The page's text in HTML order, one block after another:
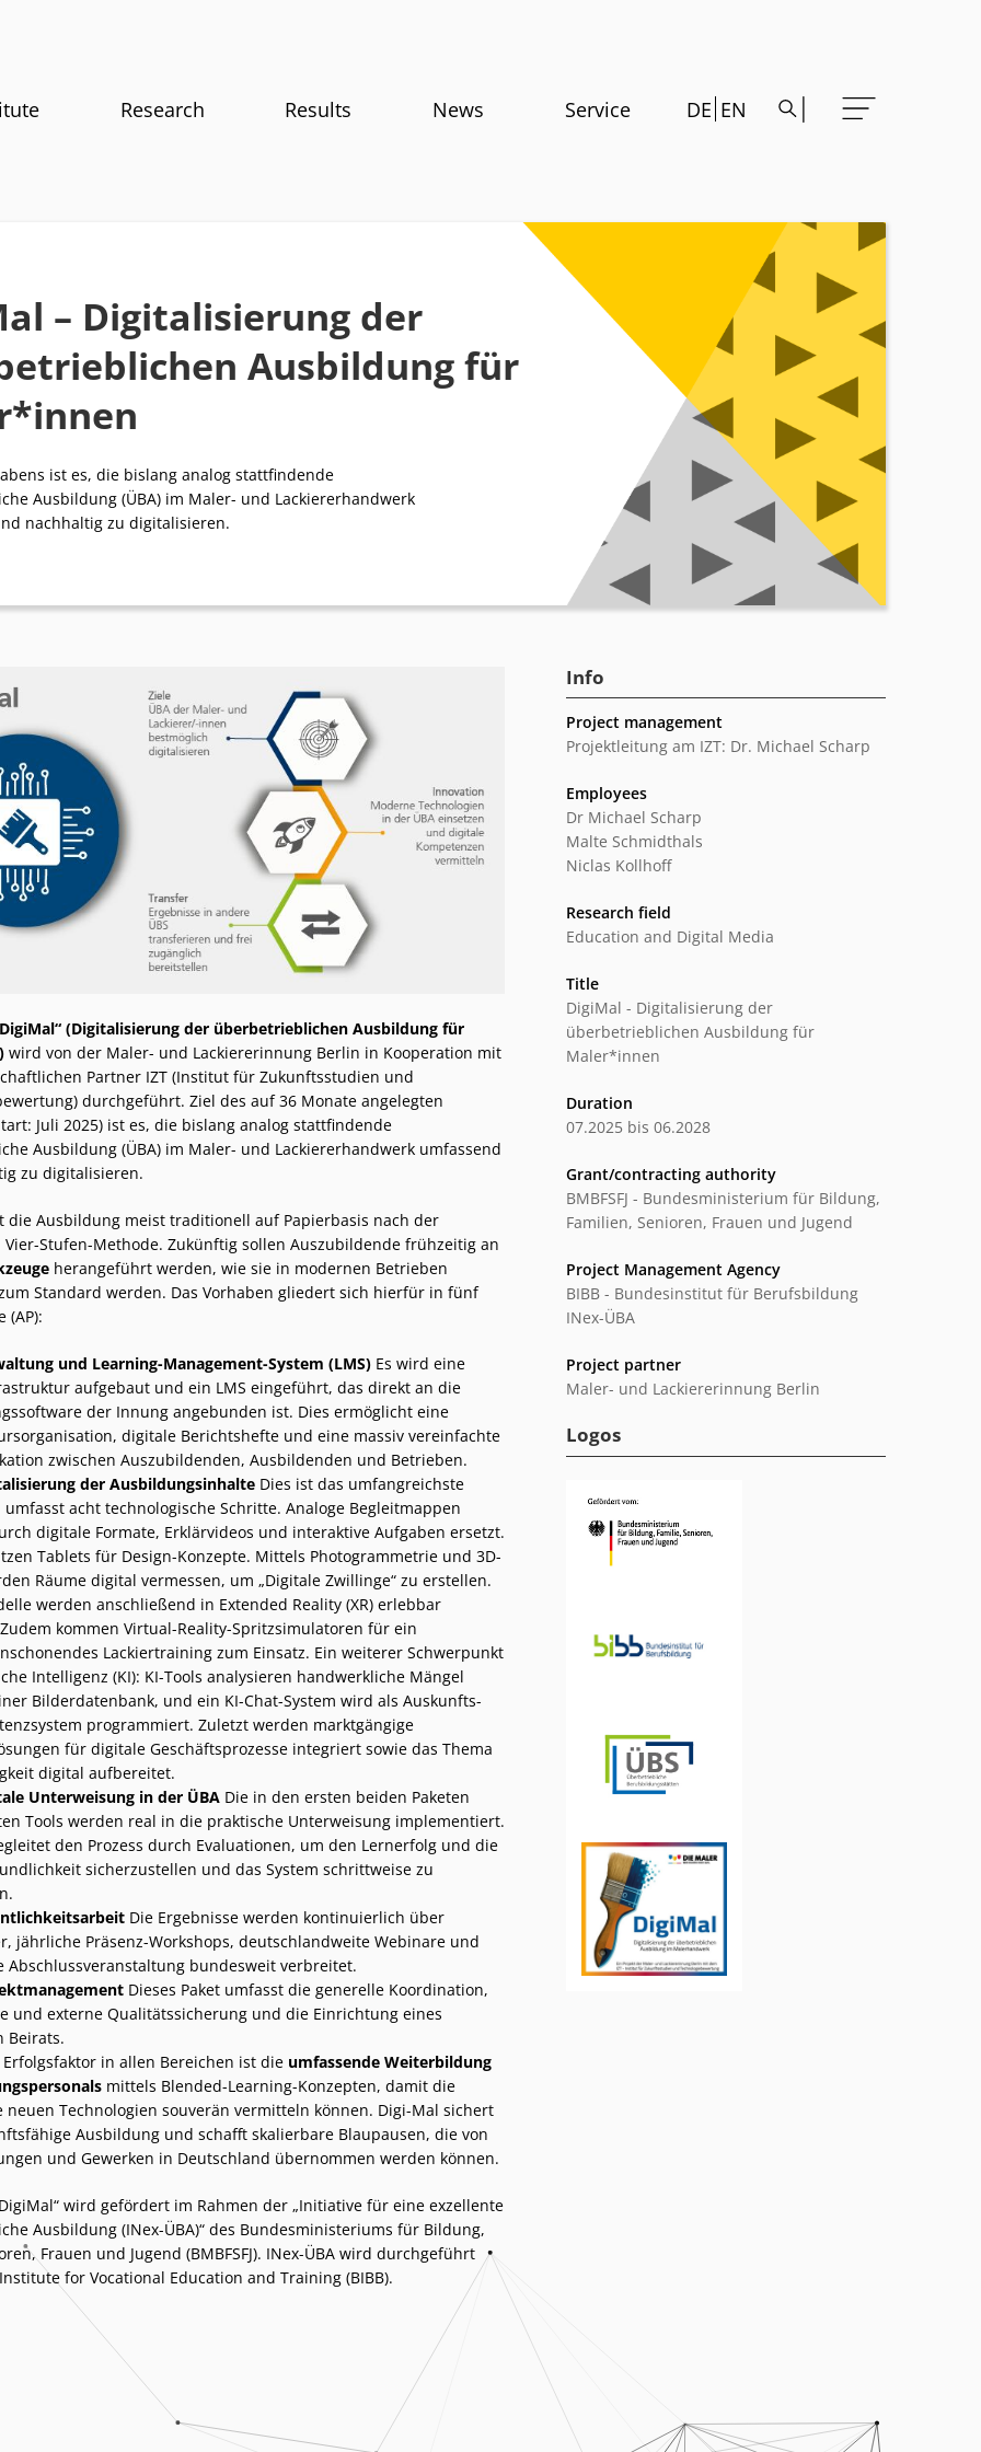
Research Results News Service DE EN
– Digitalisierung der
Ausbildung für
ist es, die bislang analog stattfindende
Ausbildung (ÜBA) im Maler- und Lackiererhandwerk
nachhaltig zu digitalisieren.
“ (Digitalisierung der überbetrieblichen Ausbildung für
wird von der Maler- und Lackiererinnung Berlin in Kooperation mit
Partner IZT (Institut für Zukunftsstudien und
durchgeführt. Ziel des auf 36 Monate angelegten
Juli 2025) ist es, die bislang analog stattfindende
Ausbildung (ÜBA) im Maler- und Lackiererhandwerk umfassend
zu digitalisieren.
die Ausbildung meist traditionell auf Papierbasis nach der
Vier-Stufen-Methode. Zukünftig sollen Auszubildende frühzeitig an
herangeführt werden, wie sie in modernen Betrieben
Standard werden. Das Vorhaben gliedert sich hierfür in fünf
(AP):
und Learning-Management-System (LMS)Es wird eine
aufgebaut und ein LMS eingeführt, das direkt an die
der Innung angebunden ist. Dies ermöglicht eine
digitale Berichtshefte und eine massiv vereinfachte
zwischen Auszubildenden, Ausbildenden und Betrieben.
der AusbildungsinhalteDies ist das umfangreichste
umfasst acht technologische Schritte. Analoge Begleitmappen
digitale Formate, Erklärvideos und interaktive Aufgaben ersetzt.
Tablets für Design-Konzepte. Mittels Photogrammetrie und 3D-
Räume digital vermessen, um „Digitale Zwillinge“ zu erstellen.
werden anschließend in Extended Reality (XR) erlebbar
kommen Virtual-Reality-Spritzsimulatoren für ein
Lackiertraining zum Einsatz. Ein weiterer Schwerpunkt
Intelligenz (KI): KI-Tools analysieren handwerkliche Mängel
Bilderdatenbank, und ein KI-Chat-System wird als Auskunfts-
programmiert. Zuletzt werden marktgängige
für digitale Geschäftsprozesse integriert sowie das Thema
digital aufbereitet.
Unterweisung in der ÜBADie in den ersten beiden Paketen
Tools werden real in die praktische Unterweisung implementiert.
den Prozess durch Evaluationen, um den Lernerfolg und die
sicherzustellen und das System schrittweise zu
Die Ergebnisse werden kontinuierlich über
jährliche Präsenz-Workshops, deutschlandweite Webinare und
Abschlussveranstaltung bundesweit verbreitet.
Dieses Paket umfasst die generelle Koordination,
und externe Qualitätssicherung und die Einrichtung eines
Beirats.
in allen Bereichen ist die umfassende Weiterbildung
mittels Blended-Learning-Konzepten, damit die
neuen Technologien souverän vermitteln können. Digi-Mal sichert
Ausbildung und schafft skalierbare Blaupausen, die von
und Gewerken in Deutschland übernommen werden können.
“ wird gefördert im Rahmen der „Initiative für eine exzellente
Ausbildung (INex-ÜBA)“ des Bundesministeriums für Bildung,
Frauen und Jugend (BMBFSFJ). INex-ÜBA wird durchgeführt
for Vocational Education and Training (BIBB).
Info
Project management
Projektleitung am IZT: Dr. Michael Scharp
Employees
Dr Michael Scharp
Malte Schmidthals
Niclas Kollhoff
Research field
Education and Digital Media
Title
DigiMal - Digitalisierung der
überbetrieblichen Ausbildung für
Maler*innen
Duration
07.2025 bis 06.2028
Grant/contracting authority
BMBFSFJ - Bundesministerium für Bildung,
Familien, Senioren, Frauen und Jugend
Project Management Agency
BIBB - Bundesinstitut für Berufsbildung
INex-ÜBA
Project partner
Maler- und Lackiererinnung Berlin
Logos